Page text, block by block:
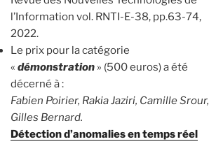
l’Information vol. RNTI-E-38, pp.63-74,
2022.
Le prix pour la catégorie
« démonstration » (500 euros) a été
décerné à :
Fabien Poirier, Rakia Jaziri, Camille Srour,
Gilles Bernard.
Détection d’anomalies en temps réel